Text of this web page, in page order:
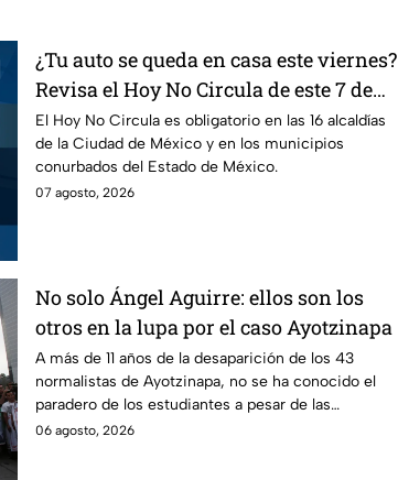
¿Tu auto se queda en casa este viernes?
Revisa el Hoy No Circula de este 7 de
agosto
El Hoy No Circula es obligatorio en las 16 alcaldías
de la Ciudad de México y en los municipios
conurbados del Estado de México.
07 agosto, 2026
No solo Ángel Aguirre: ellos son los
otros en la lupa por el caso Ayotzinapa
A más de 11 años de la desaparición de los 43
normalistas de Ayotzinapa, no se ha conocido el
paradero de los estudiantes a pesar de las
detenciones por el caso.
06 agosto, 2026